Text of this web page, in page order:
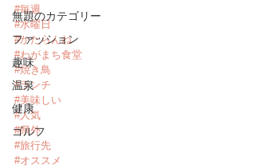
無題のカテゴリー
ファッション
趣味
温泉
健康
ゴルフ
#毎週
#水曜日
#かたらんね
#わがまち食堂
#焼き鳥
#ランチ
#美味しい
#人気
#県外
#旅行先
#オススメ